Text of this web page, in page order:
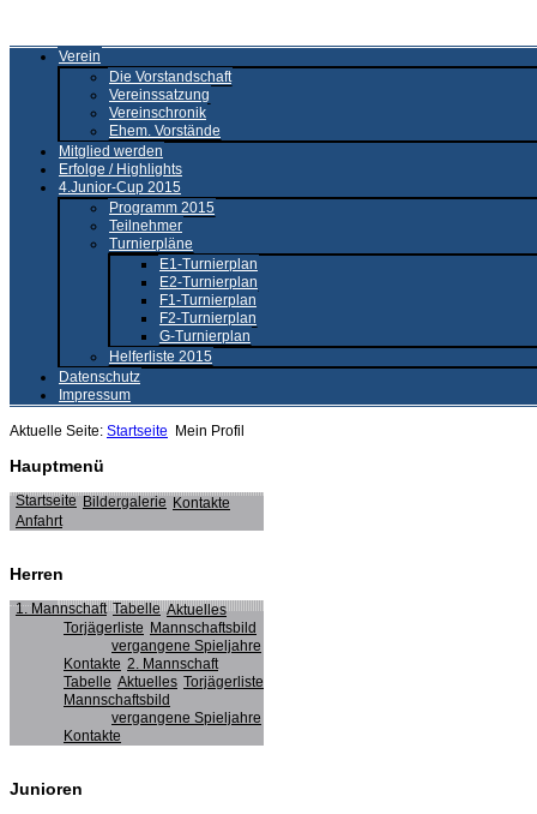
Verein
Die Vorstandschaft
Vereinssatzung
Vereinschronik
Ehem. Vorstände
Mitglied werden
Erfolge / Highlights
4.Junior-Cup 2015
Programm 2015
Teilnehmer
Turnierpläne
E1-Turnierplan
E2-Turnierplan
F1-Turnierplan
F2-Turnierplan
G-Turnierplan
Helferliste 2015
Datenschutz
Impressum
Aktuelle Seite: Startseite Mein Profil
Hauptmenü
Startseite Bildergalerie Kontakte
Anfahrt
Herren
1. Mannschaft Tabelle Aktuelles
Torjägerliste Mannschaftsbild
vergangene Spieljahre
Kontakte 2. Mannschaft
Tabelle Aktuelles Torjägerliste
Mannschaftsbild
vergangene Spieljahre
Kontakte
Junioren